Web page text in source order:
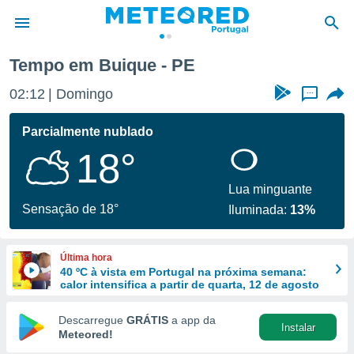
da
foi
fornecidas
a este
das
e
forma
digital
Tempo em Buique - PE
02:12 Domingo ...
Parcialmente nublado
18°
Sensação de 18°
Lua minguante
Iluminada: 13%
Última hora
40 ºC à vista em Portugal na próxima semana:
calor intensifica a partir de quarta, 12 de agosto
Descarregue GRÁTIS a app da
Meteored!
Instalar